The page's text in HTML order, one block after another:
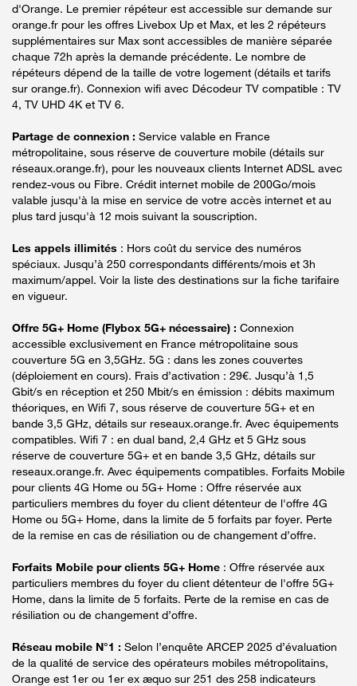
d'Orange. Le premier répéteur est accessible sur demande sur
orange.fr pour les offres Livebox Up et Max, et les 2 répéteurs
supplémentaires sur Max sont accessibles de manière séparée
chaque 72h après la demande précédente. Le nombre de
répéteurs dépend de la taille de votre logement (détails et tarifs
sur orange.fr). Connexion wifi avec Décodeur TV compatible : TV
4, TV UHD 4K et TV 6.
Partage de connexion : Service valable en France
métropolitaine, sous réserve de couverture mobile (détails sur
réseaux.orange.fr), pour les nouveaux clients Internet ADSL avec
rendez-vous ou Fibre. Crédit internet mobile de 200Go/mois
valable jusqu'à la mise en service de votre accès internet et au
plus tard jusqu'à 12 mois suivant la souscription.
Les appels illimités : Hors coût du service des numéros
spéciaux. Jusqu’à 250 correspondants différents/mois et 3h
maximum/appel. Voir la liste des destinations sur la fiche tarifaire
en vigueur.
Offre 5G+ Home (Flybox 5G+ nécessaire) : Connexion
accessible exclusivement en France métropolitaine sous
couverture 5G en 3,5GHz. 5G : dans les zones couvertes
(déploiement en cours). Frais d’activation : 29€. Jusqu’à 1,5
Gbit/s en réception et 250 Mbit/s en émission : débits maximum
théoriques, en Wifi 7, sous réserve de couverture 5G+ et en
bande 3,5 GHz, détails sur reseaux.orange.fr. Avec équipements
compatibles. Wifi 7 : en dual band, 2,4 GHz et 5 GHz sous
réserve de couverture 5G+ et en bande 3,5 GHz, détails sur
reseaux.orange.fr. Avec équipements compatibles. Forfaits Mobile
pour clients 4G Home ou 5G+ Home : Offre réservée aux
particuliers membres du foyer du client détenteur de l'offre 4G
Home ou 5G+ Home, dans la limite de 5 forfaits par foyer. Perte
de la remise en cas de résiliation ou de changement d’offre.
Forfaits Mobile pour clients 5G+ Home : Offre réservée aux
particuliers membres du foyer du client détenteur de l'offre 5G+
Home, dans la limite de 5 forfaits. Perte de la remise en cas de
résiliation ou de changement d’offre.
Réseau mobile N°1 : Selon l’enquête ARCEP 2025 d’évaluation
de la qualité de service des opérateurs mobiles métropolitains,
Orange est 1er ou 1er ex æquo sur 251 des 258 indicateurs